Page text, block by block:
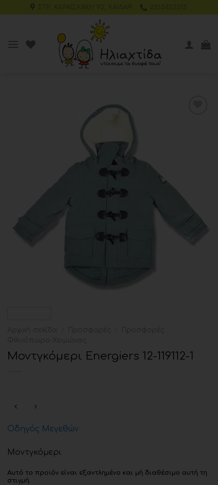
Μοντγκόμερι Energiers 12-119112-1
Οδηγός Μεγεθών
Μοντγκόμερι
Αυτό το προϊόν είναι εξαντλημένο και μή διαθέσιμο αυτή τη
στιγμή.